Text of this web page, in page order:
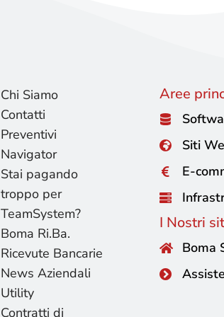
Chi Siamo
Contatti
Preventivi
Navigator
Stai pagando
troppo per
TeamSystem?
Boma Ri.Ba.
Ricevute Bancarie
News Aziendali
Utility
Contratti di
Aree
Siti
E-
I Nostri
Boma